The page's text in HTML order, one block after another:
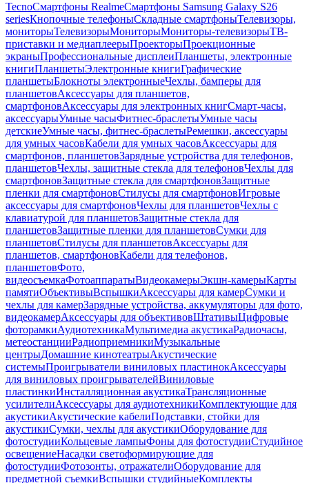
TecnoСмартфоны RealmeСмартфоны Samsung Galaxy S26
seriesКнопочные телефоныСкладные смартфоныТелевизоры,
мониторыТелевизорыМониторыМониторы-телевизорыТВ-
приставки и медиаплеерыПроекторыПроекционные
экраныПрофессиональные дисплеиПланшеты, электронные
книгиПланшетыЭлектронные книгиГрафические
планшетыБлокноты электронныеЧехлы, бамперы для
планшетовАксессуары для планшетов,
смартфоновАксессуары для электронных книгСмарт-часы,
аксессуарыУмные часыФитнес-браслетыУмные часы
детскиеУмные часы, фитнес-браслетыРемешки, аксессуары
для умных часовКабели для умных часовАксессуары для
смартфонов, планшетовЗарядные устройства для телефонов,
планшетовЧехлы, защитные стекла для телефоновЧехлы для
смартфоновЗащитные стекла для смартфоновЗащитные
пленки для смартфоновСтилусы для смартфоновИгровые
аксессуары для смартфоновЧехлы для планшетовЧехлы с
клавиатурой для планшетовЗащитные стекла для
планшетовЗащитные пленки для планшетовСумки для
планшетовСтилусы для планшетовАксессуары для
планшетов, смартфоновКабели для телефонов,
планшетовФото,
видеосъемкаФотоаппаратыВидеокамерыЭкшн-камерыКарты
памятиОбъективыВспышкиАксессуары для камерСумки и
чехлы для камерЗарядные устройства, аккумуляторы для фото,
видеокамерАксессуары для объективовШтативыЦифровые
фоторамкиАудиотехникаМультимедиа акустикаРадиочасы,
метеостанцииРадиоприемникиМузыкальные
центрыДомашние кинотеатрыАкустические
системыПроигрыватели виниловых пластинокАксессуары
для виниловых проигрывателейВиниловые
пластинкиИнсталляционная акустикаТрансляционные
усилителиАксессуары для аудиотехникиКомплектующие для
акустикиАкустические кабелиПодставки, стойки для
акустикиСумки, чехлы для акустикиОборудование для
фотостудииКольцевые лампыФоны для фотостудииСтудийное
освещениеНасадки светоформирующие для
фотостудииФотозонты, отражателиОборудование для
предметной съемкиВспышки студийныеКомплекты